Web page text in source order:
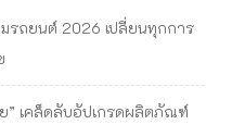
รถยนต์ 2026 เปลี่ยนทุกการ
” เคล็ดลับอัปเกรดผลิตภัณฑ์